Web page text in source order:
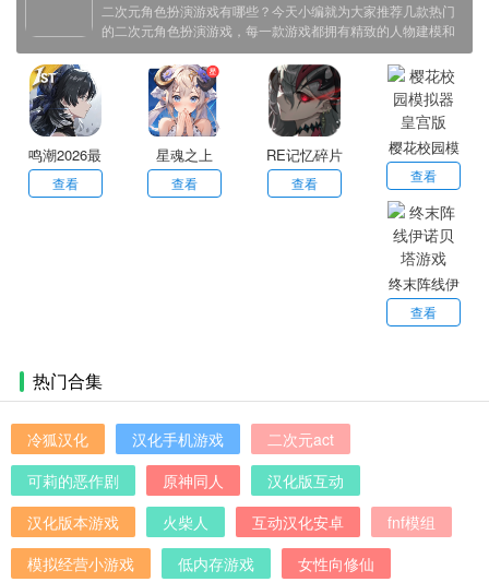
二次元角色扮演游戏有哪些？今天小编就为大家推荐几款热门
的二次元角色扮演游戏，每一款游戏都拥有精致的人物建模和
趣味性的游戏玩法，让玩家能够获得最好的游戏体验，感兴趣
的小伙伴欢迎点击下载体验！
鸣潮2026最
新版
查看
星魂之上
查看
RE记忆碎片
白色阴影
查看
樱花校园模
拟器皇宫版
查看
终末阵线伊
诺贝塔游戏
查看
热门合集
冷狐汉化 汉化手机游戏
二次元act
可莉的恶作剧
原神同人
汉化版互动
汉化版本游戏
火柴人 互动汉化安卓
fnf模组
模拟经营小游戏
低内存游戏
女性向修仙